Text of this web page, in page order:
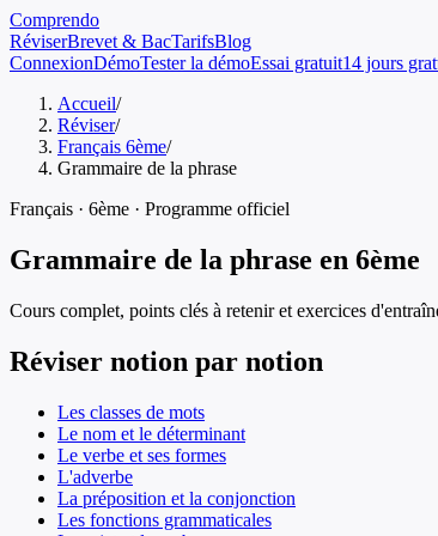
Comprendo
RéviserBrevet & BacTarifsBlog
ConnexionDémoTester la démoEssai gratuit14 jours
Accueil/
Réviser/
Français 6ème/
Grammaire de la phrase
Français · 6ème · Programme officiel
Grammaire de la phrase en 6ème
Cours complet, points clés à retenir et exercices
Réviser notion par notion
Les classes de mots
Le nom et le déterminant
Le verbe et ses formes
L'adverbe
La préposition et la conjonction
Les fonctions grammaticales